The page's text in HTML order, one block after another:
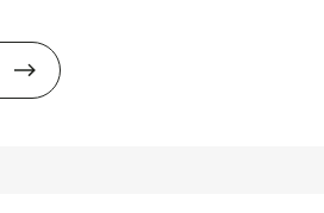
BSc in In­ter­na­tion­al Busi­ness